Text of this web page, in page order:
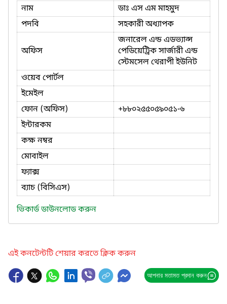
নাম
ডাঃ এস এম মাহমুদ
পদবি
সহকারী অধ্যাপক
অফিস
জনারেল এন্ড এডভ্যান্স
পেডিয়েট্রিক সার্জারী এন্ড
স্টেমসেল থেরাপী ইউনিট
ওয়েব পোর্টল
ইমেইল
ফোন (অফিস)
+৮৮০২৫৫০৫৯০৫১-৬
ইন্টারকম
কক্ষ নম্বর
মোবাইল
ফ্যাক্স
ব্যাচ (বিসিএস)
ভিকার্ড ডাউনলোড করুন
এই কনটেন্টটি শেয়ার করতে ক্লিক করুন
আপনার মতামত প্রদান করুন